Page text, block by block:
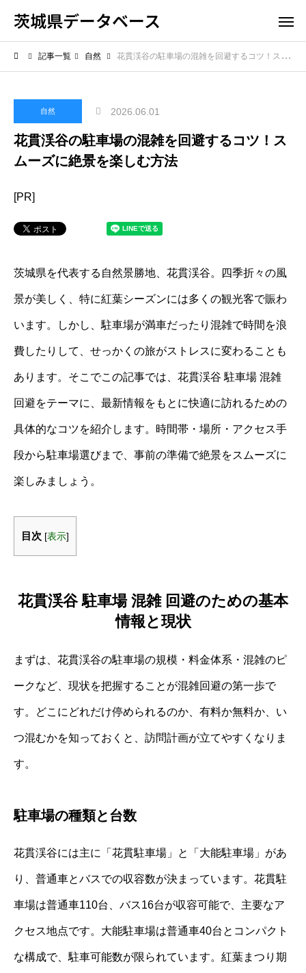
茨城県データベース
記事一覧 自然 花貫渓谷の駐車場の混雑を回避するコツ！スムーズに絶景を楽しむ方法
自然 2026.06.01
花貫渓谷の駐車場の混雑を回避するコツ！ス
ムーズに絶景を楽しむ方法
[PR]
茨城県を代表する自然景勝地、花貫渓谷。四季折々の風
景が美しく、特に紅葉シーズンには多くの観光客で賑わ
います。しかし、駐車場が満車だったり混雑で時間を浪
費したりして、せっかくの旅がストレスに変わることも
あります。そこでこの記事では、花貫渓谷 駐車場 混雑
回避をテーマに、最新情報をもとに快適に訪れるための
具体的なコツを紹介します。時間帯・場所・アクセス手
段から駐車場選びまで、事前の準備で絶景をスムーズに
楽しみましょう。
目次 [表示]
花貫渓谷 駐車場 混雑 回避のための基本
情報と現状
まずは、花貫渓谷の駐車場の規模・料金体系・混雑のピ
ークなど、現状を把握することが混雑回避の第一歩で
す。どこにどれだけ停められるのか、有料か無料か、い
つ混むかを知っておくと、訪問計画が立てやすくなりま
す。
駐車場の種類と台数
花貫渓谷には主に「花貫駐車場」と「大能駐車場」があ
り、普通車とバスでの収容数が決まっています。花貫駐
車場は普通車110台、バス16台が収容可能で、主要なア
クセス地点です。大能駐車場は普通車40台とコンパクト
な構成で、駐車可能数が限られています。紅葉まつり期